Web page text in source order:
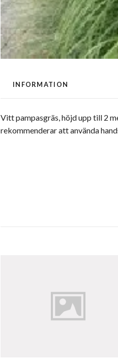
INFORMATION
Vitt pampasgräs, höjd upp till 2
rekommenderar att använda